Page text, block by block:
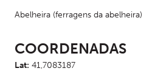
Abelheira (ferragens da abelheira)
COORDENADAS
Lat: 41,7083187